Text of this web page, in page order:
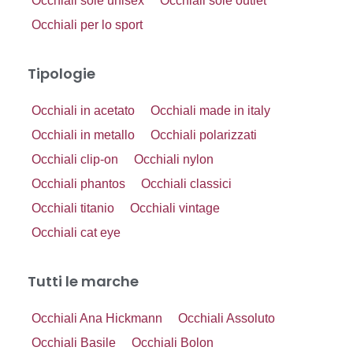
Occhiali per lo sport
Tipologie
Occhiali in acetato
Occhiali made in italy
Occhiali in metallo
Occhiali polarizzati
Occhiali clip-on
Occhiali nylon
Occhiali phantos
Occhiali classici
Occhiali titanio
Occhiali vintage
Occhiali cat eye
Tutti le marche
Occhiali Ana Hickmann
Occhiali Assoluto
Occhiali Basile
Occhiali Bolon